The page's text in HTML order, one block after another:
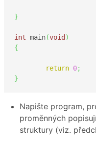
}
int main(void )
{
return 0;
}
Napište program,
proměnných
struktury (viz.